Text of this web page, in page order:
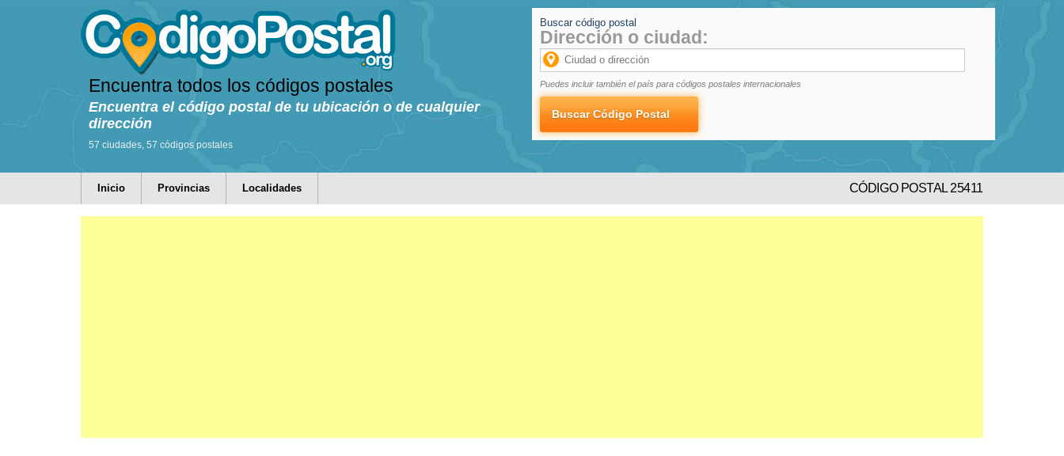
Encuentra todos los códigos postales
Encuentra el código postal de tu ubicación o de cualquier
dirección
57 ciudades, 57 códigos postales
Buscar código postal
Dirección o ciudad:
Puedes incluir también el país para códigos postales internacionales
Inicio Provincias Localidades CÓDIGO POSTAL 25411